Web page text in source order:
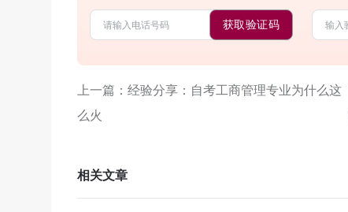
获取验证码
上一篇：经验分享：自考工商管理专业为什么这
么火
相关文章